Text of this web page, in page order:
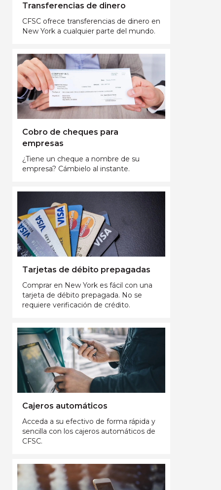
Transferencias de dinero
CFSC ofrece transferencias de dinero en
New York a cualquier parte del mundo.
Cobro de cheques para
empresas
¿Tiene un cheque a nombre de su
empresa? Cámbielo al instante.
Tarjetas de débito prepagadas
Comprar en New York es fácil con una
tarjeta de débito prepagada. No se
requiere verificación de crédito.
Cajeros automáticos
Acceda a su efectivo de forma rápida y
sencilla con los cajeros automáticos de
CFSC.